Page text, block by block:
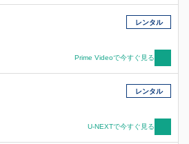
って―』 そう言い残し息を引き取った彼
された少年、マル。彼は「“天国”には俺と
をしたやつがいるらしい」と言うが それ
ることに。 一方、壁に囲まれた美しい世
らす子供たち。 学園長、優しい先生
。 そこには日々豊かで穏やかな 時間が流れ
。そんなある日、 トキオは “外の外に行き
か？” という謎のメッセージを受け取
ここより外の世界があるの？」 初めて芽
レンタル
Prime Videoで今すぐ見る
レンタル
U-NEXTで今すぐ見る